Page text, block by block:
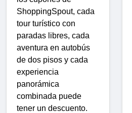
ShoppingSpout, cada
tour turístico con
paradas libres, cada
aventura en autobús
de dos pisos y cada
experiencia
panorámica
combinada puede
tener un descuento.